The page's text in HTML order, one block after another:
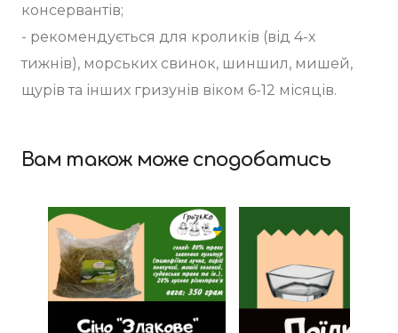
консервантів;
- рекомендується для кроликів (від 4-х
тижнів), морських свинок, шиншил, мишей,
щурів та інших гризунів віком 6-12 місяців.
Вам також може сподобатись